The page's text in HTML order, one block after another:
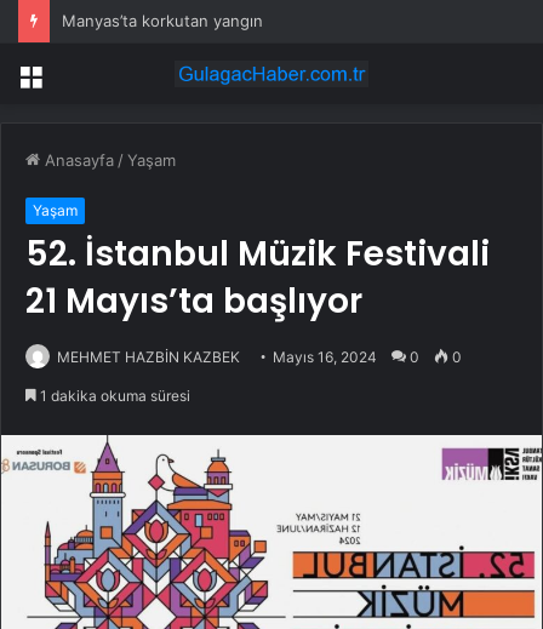
Manyas’ta korkutan yangın
Menü
Anasayfa /Yaşam
Yaşam
52. İstanbul Müzik Festivali
21 Mayıs’ta başlıyor
MEHMET HAZBİN KAZBEK Mayıs 16, 2024 0 0
1 dakika okuma süresi